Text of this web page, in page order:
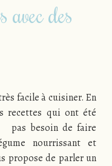
avec des
facile à cuisiner. En
recettes qui ont été
besoin de faire
nourrissant et
propose de parler un